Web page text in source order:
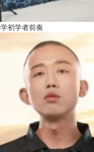
初学者前奏